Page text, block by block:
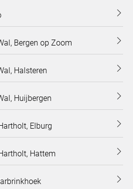
Bergen op Zoom
Halsteren
Huijbergen
Elburg
Hattem